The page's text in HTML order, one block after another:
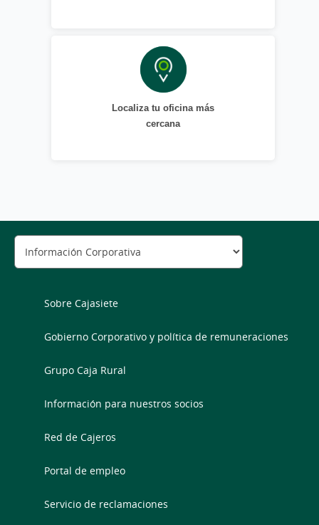
Localiza tu oficina más
cercana
Sobre Cajasiete
Gobierno Corporativo y política de remuneraciones
Grupo Caja Rural
Información para nuestros socios
Red de Cajeros
Portal de empleo
Servicio de reclamaciones